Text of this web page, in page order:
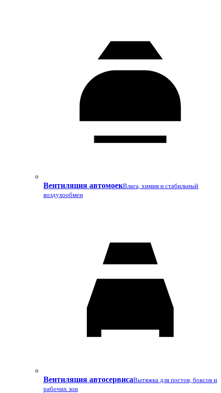
Вентиляция автомоекВлага, химия и стабильный
воздухообмен
Вентиляция автосервисаВытяжка для постов, боксов и
рабочих зон